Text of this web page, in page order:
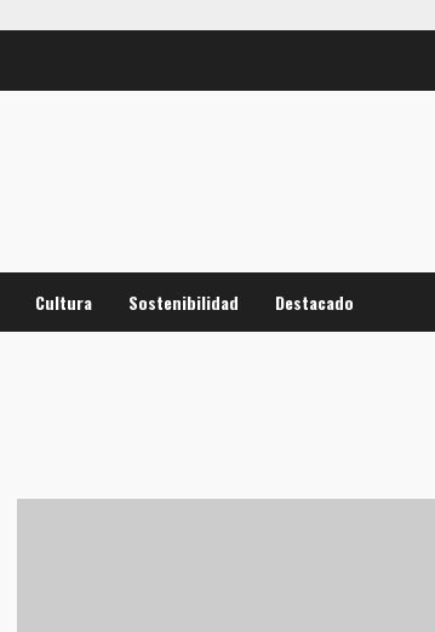
Cultura Sostenibilidad Destacado